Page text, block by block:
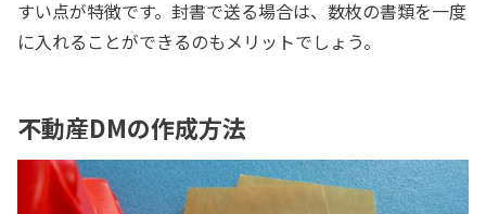
すい点が特徴です。封書で送る場合は、数枚の書類を一度
に入れることができるのもメリットでしょう。
不動産DMの作成方法